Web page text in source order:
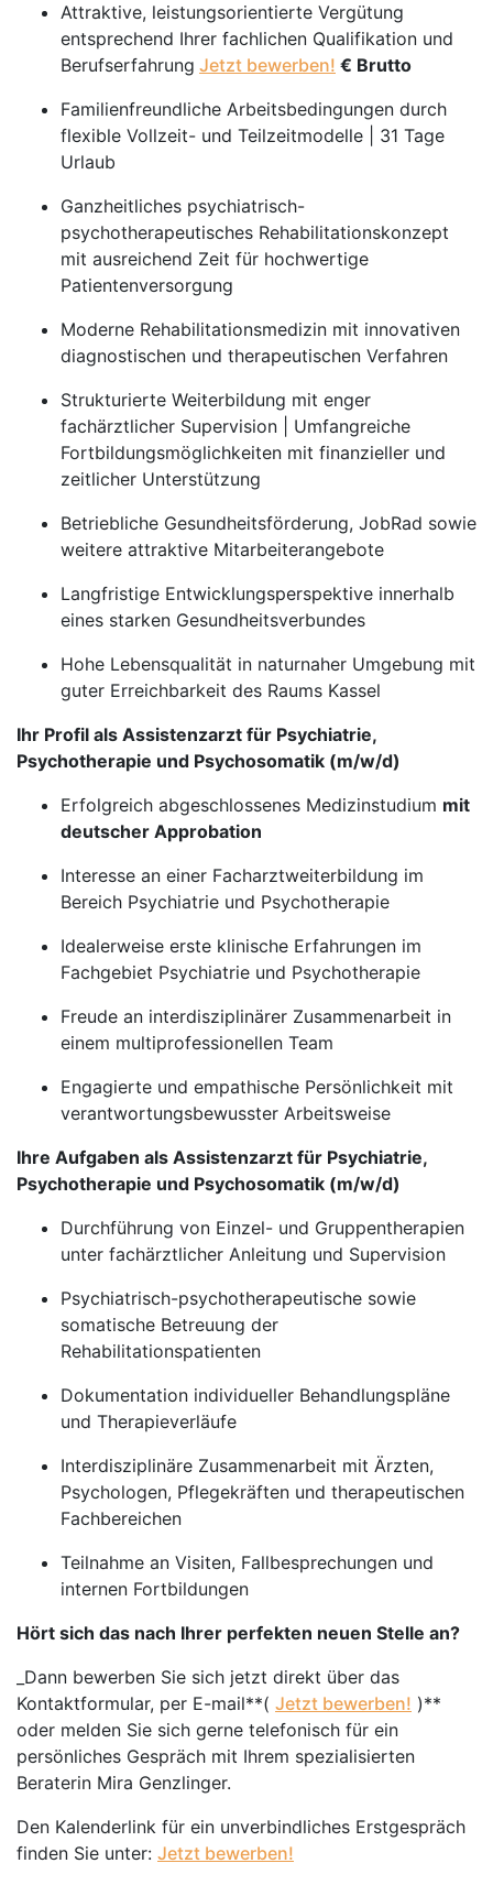
Attraktive, leistungsorientierte Vergütung
entsprechend Ihrer fachlichen Qualifikation und
Berufserfahrung Jetzt bewerben! € Brutto
Familienfreundliche Arbeitsbedingungen durch
flexible Vollzeit- und Teilzeitmodelle | 31 Tage
Urlaub
Ganzheitliches psychiatrisch-
psychotherapeutisches Rehabilitationskonzept
mit ausreichend Zeit für hochwertige
Patientenversorgung
Moderne Rehabilitationsmedizin mit innovativen
diagnostischen und therapeutischen Verfahren
Strukturierte Weiterbildung mit enger
fachärztlicher Supervision | Umfangreiche
Fortbildungsmöglichkeiten mit finanzieller und
zeitlicher Unterstützung
Betriebliche Gesundheitsförderung, JobRad sowie
weitere attraktive Mitarbeiterangebote
Langfristige Entwicklungsperspektive innerhalb
eines starken Gesundheitsverbundes
Hohe Lebensqualität in naturnaher Umgebung mit
guter Erreichbarkeit des Raums Kassel
Ihr Profil als Assistenzarzt für Psychiatrie,
Psychotherapie und Psychosomatik (m/w/d)
Erfolgreich abgeschlossenes Medizinstudium mit
deutscher Approbation
Interesse an einer Facharztweiterbildung im
Bereich Psychiatrie und Psychotherapie
Idealerweise erste klinische Erfahrungen im
Fachgebiet Psychiatrie und Psychotherapie
Freude an interdisziplinärer Zusammenarbeit in
einem multiprofessionellen Team
Engagierte und empathische Persönlichkeit mit
verantwortungsbewusster Arbeitsweise
Ihre Aufgaben als Assistenzarzt für Psychiatrie,
Psychotherapie und Psychosomatik (m/w/d)
Durchführung von Einzel- und Gruppentherapien
unter fachärztlicher Anleitung und Supervision
Psychiatrisch-psychotherapeutische sowie
somatische Betreuung der
Rehabilitationspatienten
Dokumentation individueller Behandlungspläne
und Therapieverläufe
Interdisziplinäre Zusammenarbeit mit Ärzten,
Psychologen, Pflegekräften und therapeutischen
Fachbereichen
Teilnahme an Visiten, Fallbesprechungen und
internen Fortbildungen
Hört sich das nach Ihrer perfekten neuen Stelle an?
_Dann bewerben Sie sich jetzt direkt über das
Kontaktformular, per E-mail**( Jetzt bewerben! )**
oder melden Sie sich gerne telefonisch für ein
persönliches Gespräch mit Ihrem spezialisierten
Beraterin Mira Genzlinger.
Den Kalenderlink für ein unverbindliches Erstgespräch
finden Sie unter: Jetzt bewerben!